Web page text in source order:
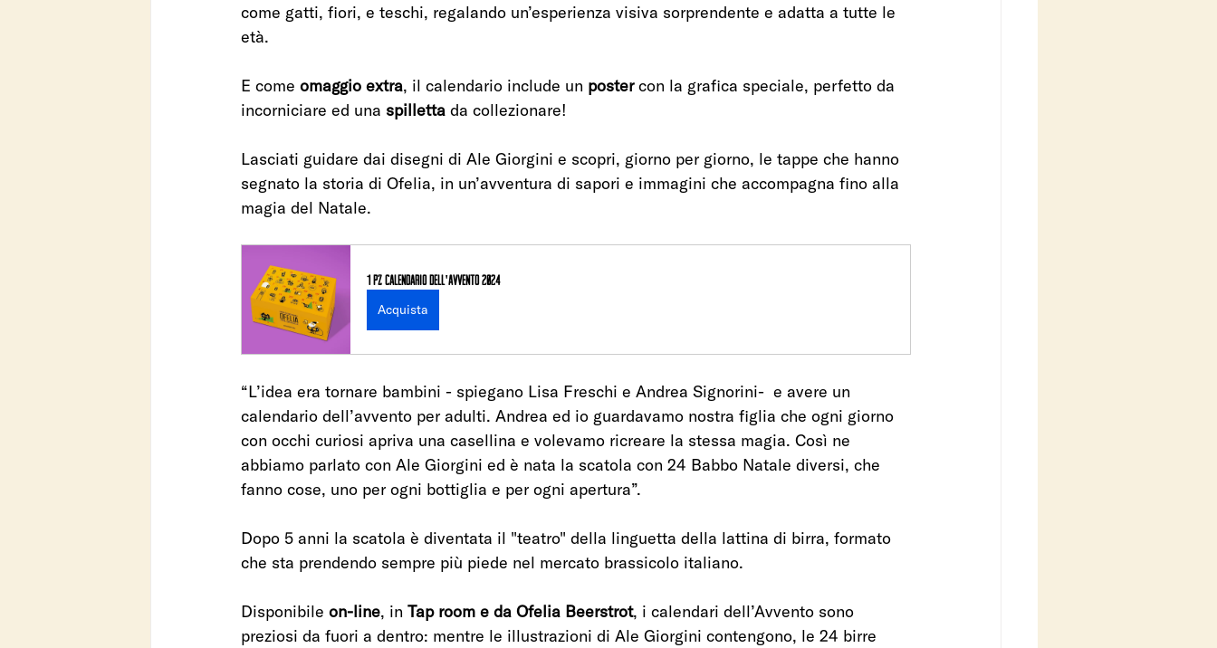
come gatti, fiori, e teschi, regalando un’esperienza visiva sorprendente e adatta a tutte le
età.
E come omaggio extra, il calendario include un poster con la grafica speciale, perfetto da
incorniciare ed una spilletta da collezionare!
Lasciati guidare dai disegni di Ale Giorgini e scopri, giorno per giorno, le tappe che hanno
segnato la storia di Ofelia, in un’avventura di sapori e immagini che accompagna fino alla
magia del Natale.
1 pz CALENDARIO DELL'AVVENTO 2024
Acquista
“L’idea era tornare bambini - spiegano Lisa Freschi e Andrea Signorini-  e avere un
calendario dell’avvento per adulti. Andrea ed io guardavamo nostra figlia che ogni giorno
con occhi curiosi apriva una casellina e volevamo ricreare la stessa magia. Così ne
abbiamo parlato con Ale Giorgini ed è nata la scatola con 24 Babbo Natale diversi, che
fanno cose, uno per ogni bottiglia e per ogni apertura”.
Dopo 5 anni la scatola è diventata il "teatro" della linguetta della lattina di birra, formato
che sta prendendo sempre più piede nel mercato brassicolo italiano.
Disponibile on-line, in Tap room e da Ofelia Beerstrot, i calendari dell’Avvento sono
preziosi da fuori a dentro: mentre le illustrazioni di Ale Giorgini contengono, le 24 birre